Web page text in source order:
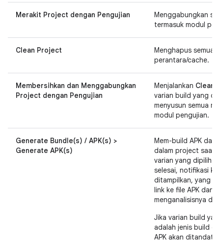
Merakit Project dengan Pengujian
Menggabungkan
termasuk modul
Clean Project
Menghapus semua
perantara/cache.
Membersihkan dan Menggabungkan
Project dengan Pengujian
Menjalankan Clean
varian build yang
menyusun semua
modul pengujian.
Generate Bundle(s) / APK(s) >
Generate APK(s)
Mem-build APK dari
dalam project saat
varian yang dipilih.
selesai, notifikasi
ditampilkan, yang
link ke file APK dan
menganalisisnya di
Jika varian build
adalah jenis build
APK akan